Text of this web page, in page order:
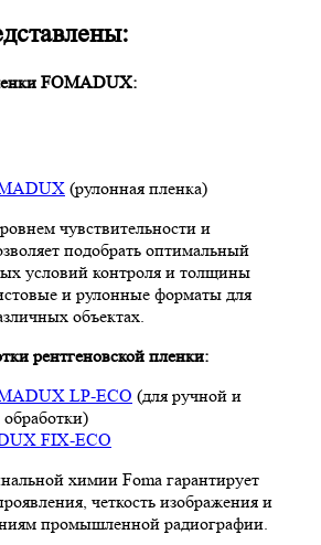
FOMADUX:
(рулонная пленка)
чувствительности и
подобрать оптимальный
условий контроля и толщины
и рулонные форматы для
объектах.
рентгеновской пленки:
LP-ECO (для ручной и
обработки)
FIX-ECO
химии Foma гарантирует
четкость изображения и
промышленной радиографии.